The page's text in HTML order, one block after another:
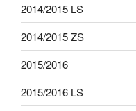
2014/2015 LS
2014/2015 ZS
2015/2016
2015/2016 LS